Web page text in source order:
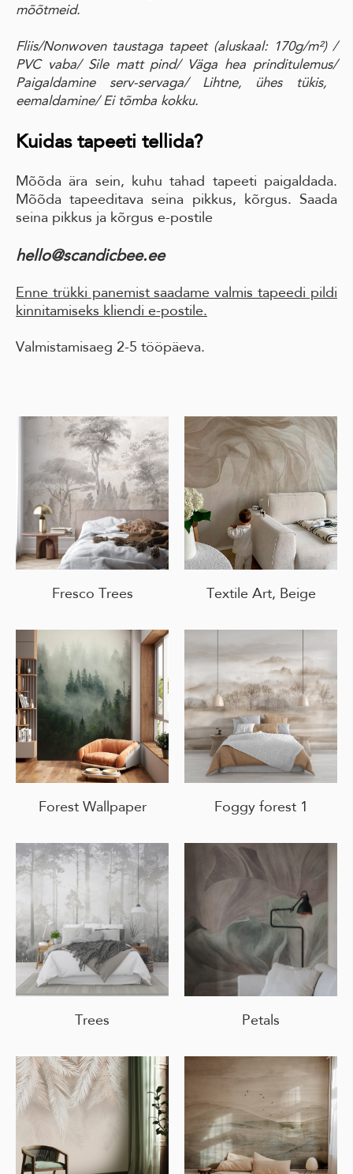
mõõtmeid.
Fliis/Nonwoven taustaga tapeet (aluskaal: 170g/m²)/
PVC vaba/ Sile matt pind/ Väga hea prinditulemus/
Paigaldamine serv-servaga/ Lihtne, ühes tükis,
eemaldamine/ Ei tõmba kokku.
Kuidas tapeeti tellida?
Mõõda ära sein, kuhu tahad tapeeti paigaldada.
Mõõda tapeeditava seina pikkus, kõrgus. Saada
seina pikkus ja kõrgus e-postile
hello@scandicbee.ee
Enne trükki panemist saadame valmis tapeedi pildi
kinnitamiseks kliendi e-postile.
Valmistamisaeg 2-5 tööpäeva.
Fresco Trees Textile Art, Beige
Forest Wallpaper Foggy forest 1
Trees Petals